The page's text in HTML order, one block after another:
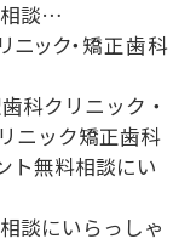
談…
科クリニック・
ニック矯正歯科
無料相談にい
談にいらっしゃ